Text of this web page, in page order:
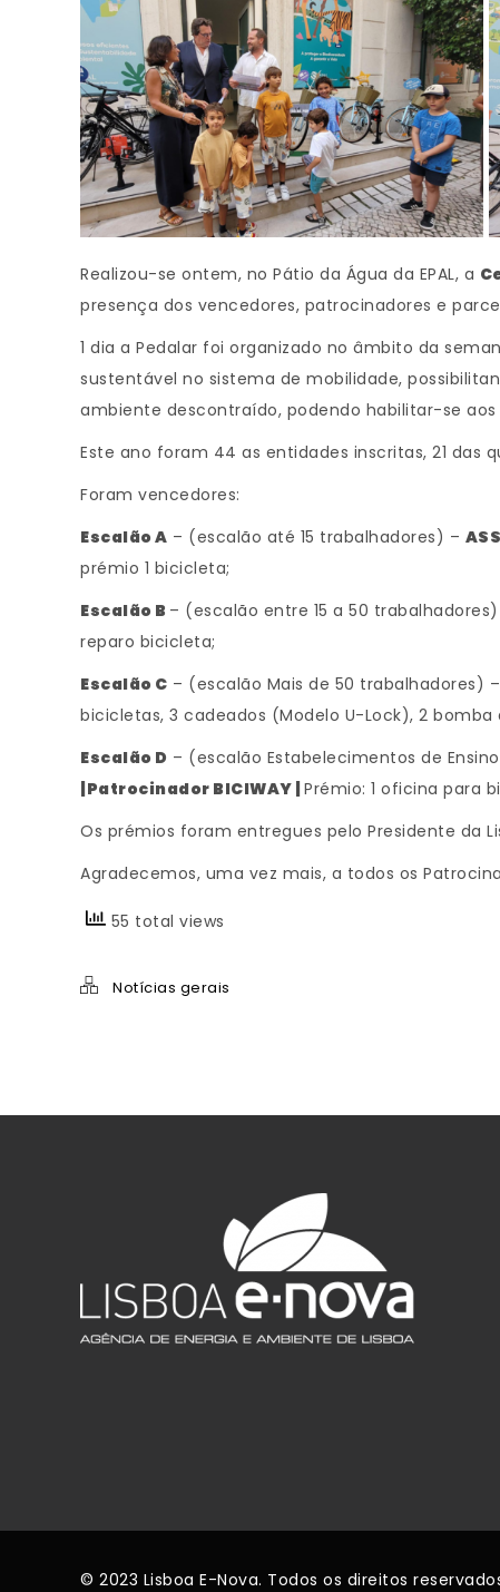
Realizou-se ontem, no Pátio da Água da EPAL, a
presença dos vencedores, patrocinadores e
1 dia a Pedalar foi organizado no âmbito da
sustentável no sistema de mobilidade,
ambiente descontraído, podendo habilitar-se aos
Este ano foram 44 as entidades inscritas, 21 das
Foram vencedores:
Escalão A – (escalão até 15 trabalhadores) –
prémio 1 bicicleta;
Escalão B – (escalão entre 15 a 50
reparo bicicleta;
Escalão C – (escalão Mais de 50 trabalhadores) –
bicicletas, 3 cadeados (Modelo U-Lock), 2
Escalão D – (escalão Estabelecimentos de
|Patrocinador BICIWAY |Prémio: 1 oficina para
Os prémios foram entregues pelo Presidente da
Agradecemos, uma vez mais, a todos os
55 total views
Notícias gerais
© 2023 Lisboa E-Nova. Todos os direitos